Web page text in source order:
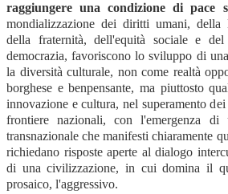
raggiungere una condizione di pace
mondializzazione dei diritti umani, della
della fraternità, dell'equità sociale e
democrazia, favoriscono lo sviluppo di
la diversità culturale, non come realtà
borghese e benpensante, ma piuttosto
innovazione e cultura, nel superamento
frontiere nazionali, con l'emergenza di
transnazionale che manifesti chiaramente
richiedano risposte aperte al dialogo
di una civilizzazione, in cui domina il
prosaico, l'aggressivo.